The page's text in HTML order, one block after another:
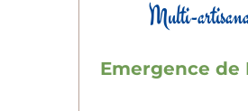
Multi-
Emergence de